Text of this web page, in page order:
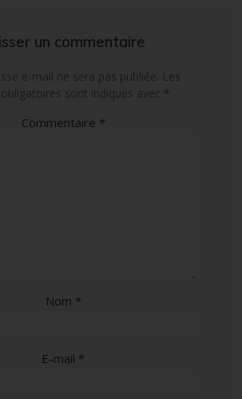
un commentaire
e-mail ne sera pas publiée. Les
sont indiqués avec *
Commentaire *
Nom *
E-mail *